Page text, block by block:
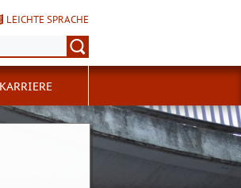
LEICHTE SPRACHE
KARRIERE